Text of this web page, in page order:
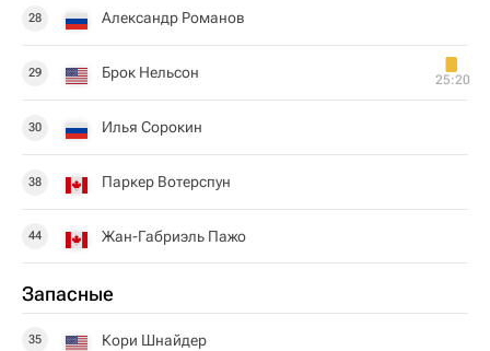
28 Александр Романов
29 Брок Нельсон 25:20
30 Илья Сорокин
38 Паркер Вотерспун
44 Жан-Габриэль Пажо
Запасные
35 Кори Шнайдер